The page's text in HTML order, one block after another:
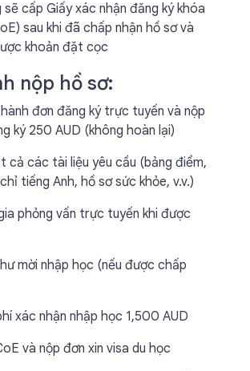
sẽ cấp Giấy xác nhận đăng ký khóa
sau khi đã chấp nhận hồ sơ và
khoản đặt cọc
nộp hồ sơ:
đơn đăng ký trực tuyến và nộp
ký 250 AUD (không hoàn lại)
cả các tài liệu yêu cầu (bảng điểm,
tiếng Anh, hồ sơ sức khỏe, v.v.)
phỏng vấn trực tuyến khi được
mời nhập học (nếu được chấp
xác nhận nhập học 1,500 AUD
và nộp đơn xin visa du học